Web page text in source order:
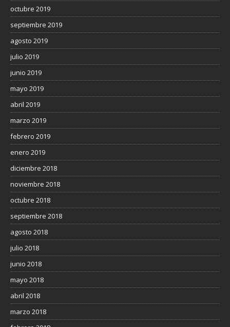
octubre 2019
septiembre 2019
agosto 2019
julio 2019
junio 2019
mayo 2019
abril 2019
marzo 2019
febrero 2019
enero 2019
diciembre 2018
noviembre 2018
octubre 2018
septiembre 2018
agosto 2018
julio 2018
junio 2018
mayo 2018
abril 2018
marzo 2018